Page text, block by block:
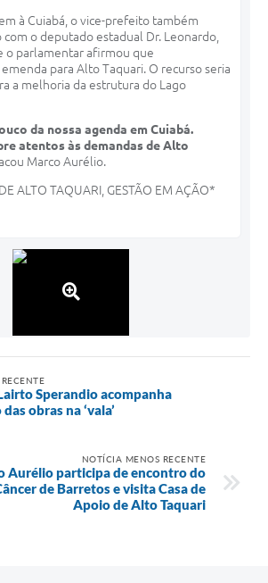
à Cuiabá, o vice-prefeito também
o deputado estadual Dr. Leonardo,
o parlamentar afirmou que
para Alto Taquari. O recurso seria
a melhoria da estrutura do Lago
da nossa agenda em Cuiabá.
atentos às demandas de Alto
Marco Aurélio.
ALTO TAQUARI, GESTÃO EM AÇÃO*
Sperandio acompanha
obras na ‘vala’
NOTÍCIA MENOS RECENTE
Aurélio participa de encontro do
de Barretos e visita Casa de
Apoio de Alto Taquari